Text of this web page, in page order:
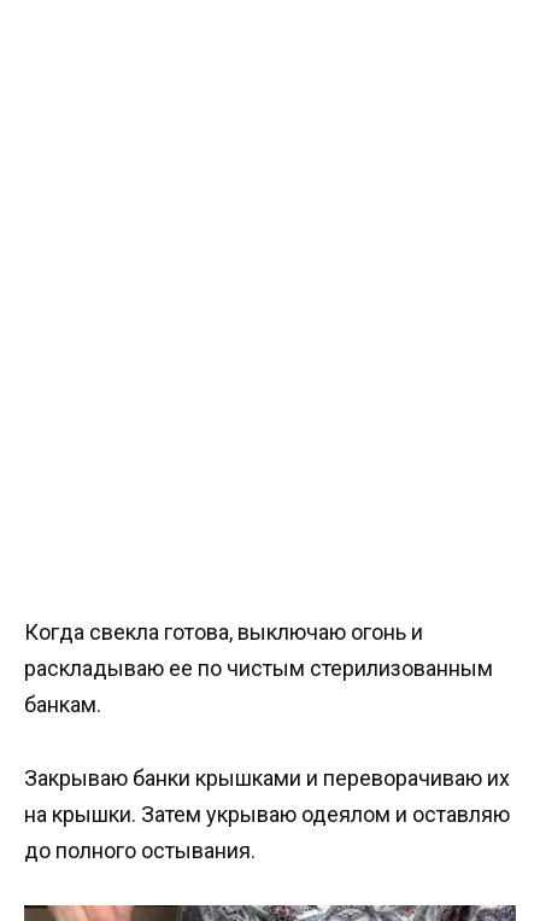
Когда свекла готова, выключаю огонь и
раскладываю ее по чистым стерилизованным
банкам.
Закрываю банки крышками и переворачиваю их
на крышки. Затем укрываю одеялом и оставляю
до полного остывания.